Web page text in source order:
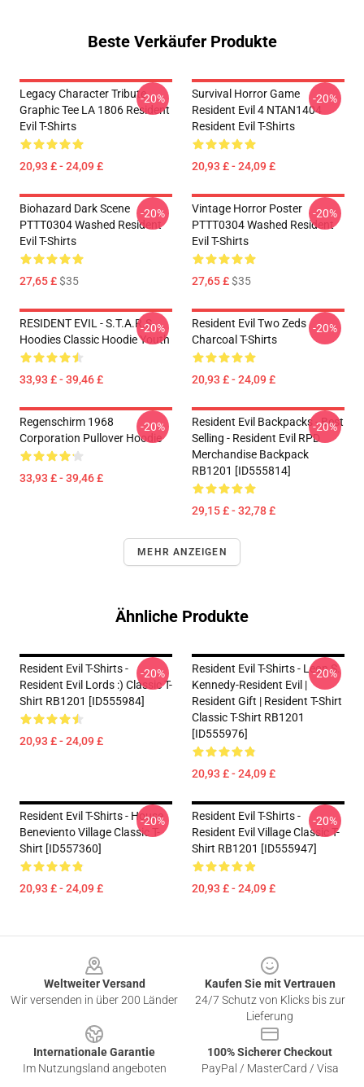
Beste Verkäufer Produkte
Legacy Character Tribute
Graphic Tee LA 1806 Resident
Evil T-Shirts
20,93 £ - 24,09 £
-20%
Survival Horror Game
Resident Evil 4 NTAN1404
Resident Evil T-Shirts
20,93 £ - 24,09 £
-20%
Biohazard Dark Scene
PTTT0304 Washed Resident
Evil T-Shirts
27,65 £$35
-20%
Vintage Horror Poster
PTTT0304 Washed Resident
Evil T-Shirts
27,65 £$35
-20%
RESIDENT EVIL - S.T.A.R.S
Hoodies Classic Hoodie Youth
33,93 £ - 39,46 £
-20%
Resident Evil Two Zeds
Charcoal T-Shirts
20,93 £ - 24,09 £
-20%
Regenschirm 1968
Corporation Pullover Hoodie
33,93 £ - 39,46 £
-20%
Resident Evil Backpacks - Best
Selling - Resident Evil RPD
Merchandise Backpack
RB1201 [ID555814]
29,15 £ - 32,78 £
-20%
MEHR ANZEIGEN
Ähnliche Produkte
Resident Evil T-Shirts -
Resident Evil Lords :) Classic T-
Shirt RB1201 [ID555984]
20,93 £ - 24,09 £
-20%
Resident Evil T-Shirts - Leon S.
Kennedy-Resident Evil |
Resident Gift | Resident T-Shirt
Classic T-Shirt RB1201
[ID555976]
20,93 £ - 24,09 £
-20%
Resident Evil T-Shirts - House
Beneviento Village Classic T-
Shirt [ID557360]
20,93 £ - 24,09 £
-20%
Resident Evil T-Shirts -
Resident Evil Village Classic T-
Shirt RB1201 [ID555947]
20,93 £ - 24,09 £
-20%
Weltweiter Versand
Wir versenden in über 200 Länder
Kaufen Sie mit Vertrauen
24/7 Schutz von Klicks bis zur
Lieferung
Internationale Garantie
Im Nutzungsland angeboten
100% Sicherer Checkout
PayPal / MasterCard / Visa